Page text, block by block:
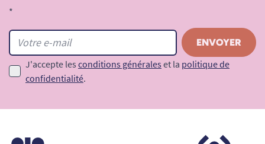
*
J'accepte les conditions générales et la politique de
confidentialité.